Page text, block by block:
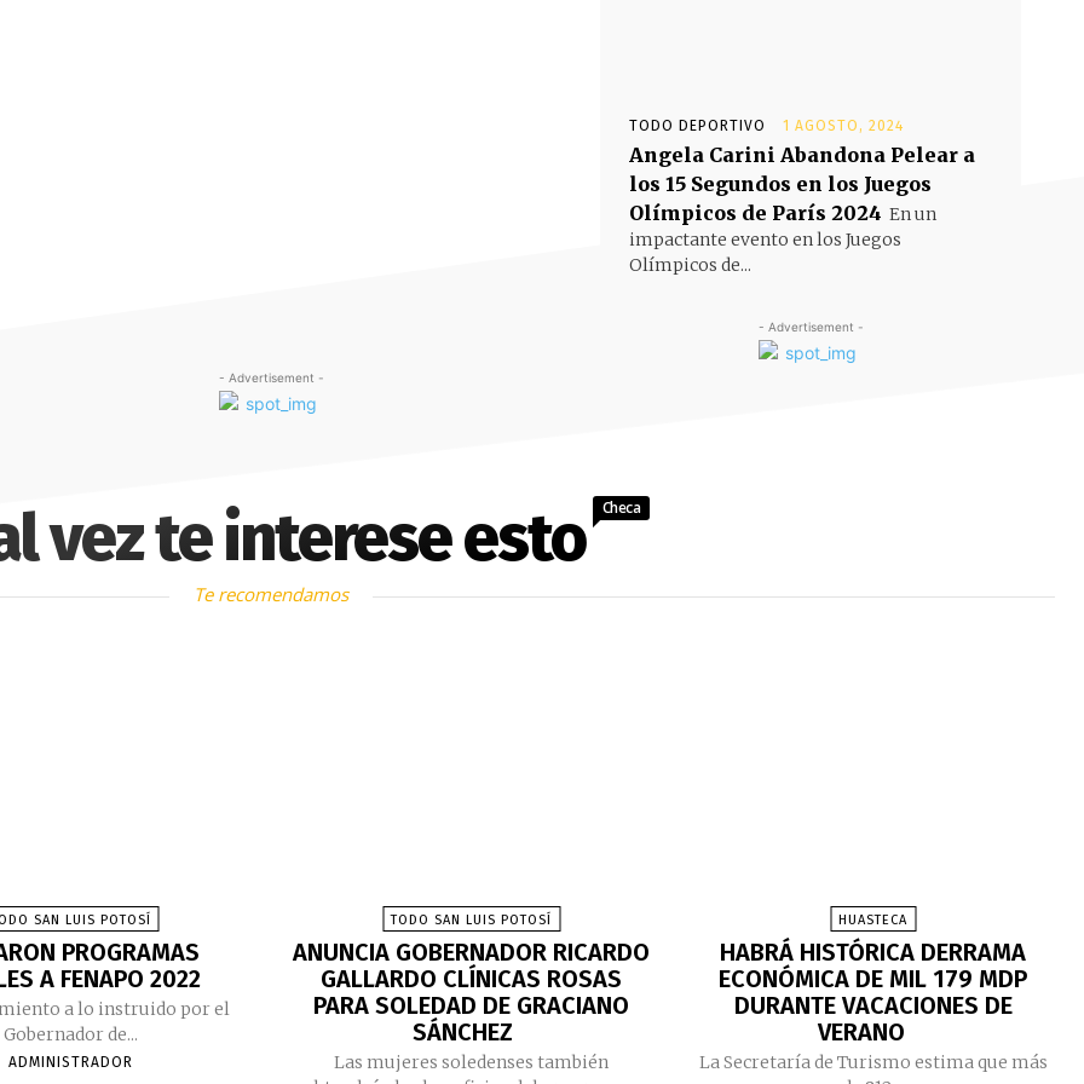
TODO DEPORTIVO 1 AGOSTO, 2024
Angela Carini Abandona Pelear a
los 15 Segundos en los Juegos
Olímpicos de París 2024 En un
impactante evento en los Juegos
Olímpicos de...
- Advertisement -
- Advertisement -
vez te interese esto Checa
Te recomendamos
SAN LUIS POTOSÍ
PROGRAMAS
A FENAPO 2022
a lo instruido por el
Gobernador de...
ADMINISTRADOR
TODO SAN LUIS POTOSÍ
ANUNCIA GOBERNADOR RICARDO
GALLARDO CLÍNICAS ROSAS
PARA SOLEDAD DE GRACIANO
SÁNCHEZ
Las mujeres soledenses también
HUASTECA
HABRÁ HISTÓRICA DERRAMA
ECONÓMICA DE MIL 179 MDP
DURANTE VACACIONES DE
VERANO
La Secretaría de Turismo estima que más